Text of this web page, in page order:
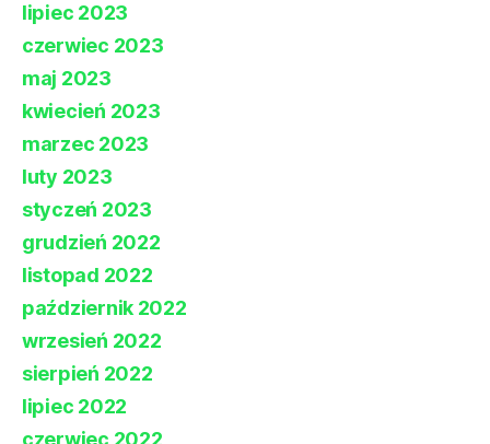
lipiec 2023
czerwiec 2023
maj 2023
kwiecień 2023
marzec 2023
luty 2023
styczeń 2023
grudzień 2022
listopad 2022
październik 2022
wrzesień 2022
sierpień 2022
lipiec 2022
czerwiec 2022